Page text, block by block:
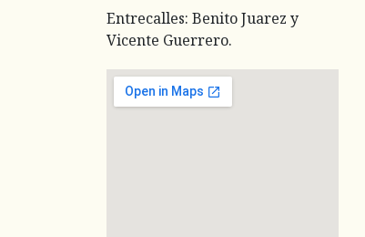
Entrecalles: Benito Juarez y
Vicente Guerrero.